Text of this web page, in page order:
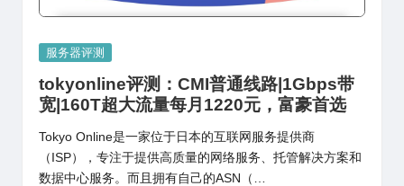
Posted
服务器评测
tokyonline评测：CMI普通线路|1Gbps带
宽|160T超大流量每月1220元，富豪首选
Tokyo Online是一家位于日本的互联网服务提供商
（ISP），专注于提供高质量的网络服务、托管解决方案和
数据中心服务。而且拥有自己的ASN（…